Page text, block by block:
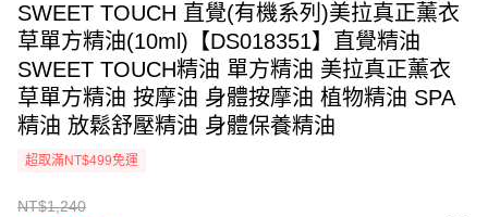
SWEET TOUCH 直覺(有機系列)美拉真正薰衣
草單方精油(10ml)【DS018351】直覺精油
SWEET TOUCH精油 單方精油 美拉真正薰衣
草單方精油 按摩油 身體按摩油 植物精油 SPA
精油 放鬆舒壓精油 身體保養精油
超取滿NT$499免運
NT$1,240